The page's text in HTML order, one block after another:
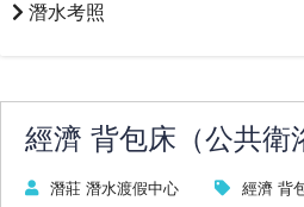
潛水考照
經濟 背包床（公共衛
潛莊 潛水渡假中心 經濟 背